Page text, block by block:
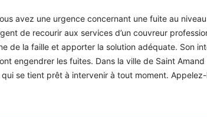
avez une urgence concernant une fuite au
de recourir aux services d’un couvreur
de la faille et apporter la solution adéquate. Son
engendrer les fuites. Dans la ville de Saint Amand
se tient prêt à intervenir à tout moment.